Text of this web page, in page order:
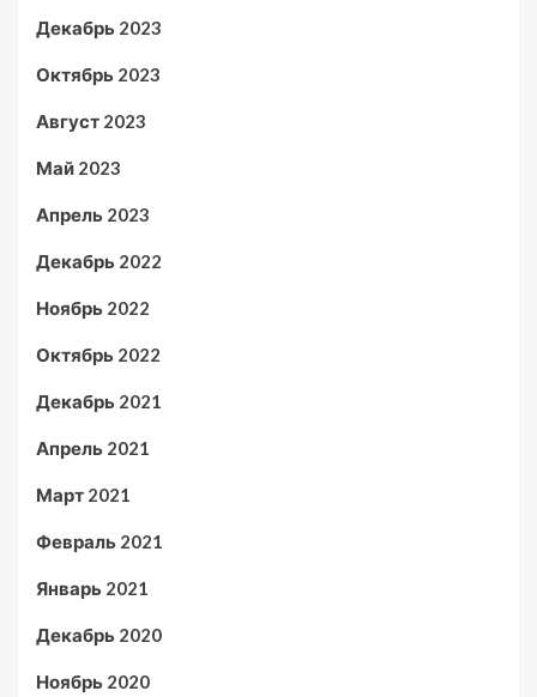
Декабрь 2023
Октябрь 2023
Август 2023
Май 2023
Апрель 2023
Декабрь 2022
Ноябрь 2022
Октябрь 2022
Декабрь 2021
Апрель 2021
Март 2021
Февраль 2021
Январь 2021
Декабрь 2020
Ноябрь 2020